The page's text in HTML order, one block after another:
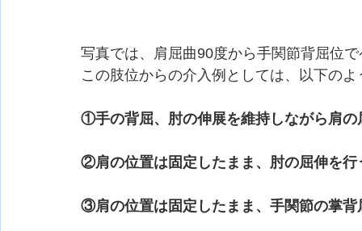
写真では、肩屈曲90度から手関節背屈位
この肢位からの介入例としては、以下の
①手の背屈、肘の伸展を維持しながら肩の
②肩の位置は固定したまま、肘の屈伸を行
③肩の位置は固定したまま、手関節の掌背